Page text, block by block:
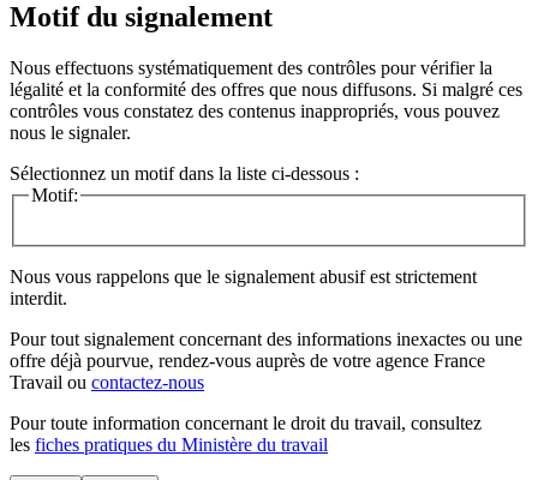
Motif du signalement
Nous effectuons systématiquement des contrôles pour vérifier la
légalité et la conformité des offres que nous diffusons. Si malgré ces
contrôles vous constatez des contenus inappropriés, vous pouvez
nous le signaler.
Sélectionnez un motif dans la liste ci-dessous :
Motif:
Nous vous rappelons que le signalement abusif est strictement
interdit.
Pour tout signalement concernant des informations inexactes ou une
offre déjà pourvue, rendez-vous auprès de votre agence France
Travail ou contactez-nous
Pour toute information concernant le droit du travail, consultez
les fiches pratiques du Ministère du travail